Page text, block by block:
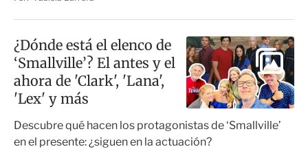
¿Dónde está el elenco de
‘Smallville’? El antes y el
ahora de 'Clark', 'Lana',
'Lex' y más
Descubre qué hacen los protagonistas de ‘Smallville’
en el presente: ¿siguen en la actuación?